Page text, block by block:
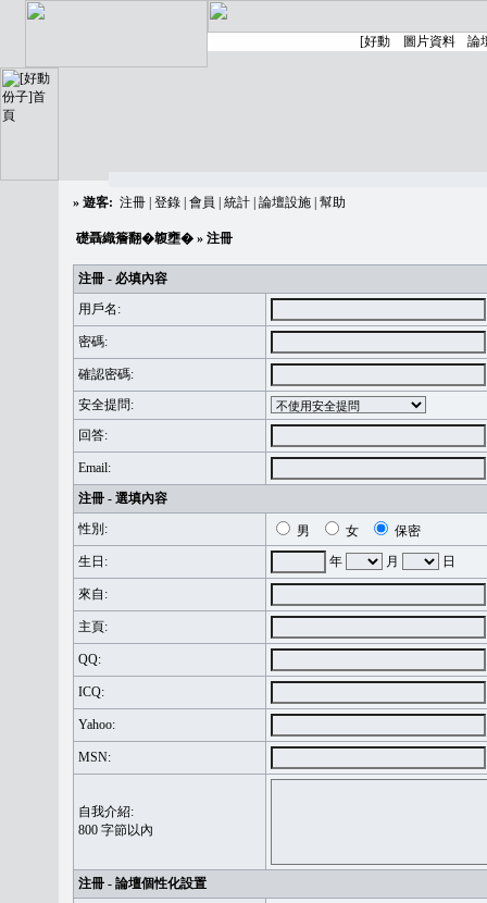
» 遊客: 注冊 登錄 會員 統計 論壇設施 幫助
礎聶織簷翻�䪖壅� » 注冊
注冊 - 必填內容
用戶名:
密碼:
確認密碼:
安全提問:
回答:
Email:
注冊 - 選填內容
性別:
男 女
保密
生日:
年 月 日
來自:
主頁:
QQ:
ICQ:
Yahoo:
MSN:
自我介紹:
800 字節以內
注冊 - 論壇個性化設置